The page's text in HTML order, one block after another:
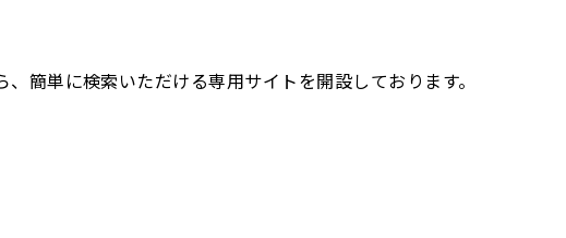
簡単に検索いただける専用サイトを開設しております。